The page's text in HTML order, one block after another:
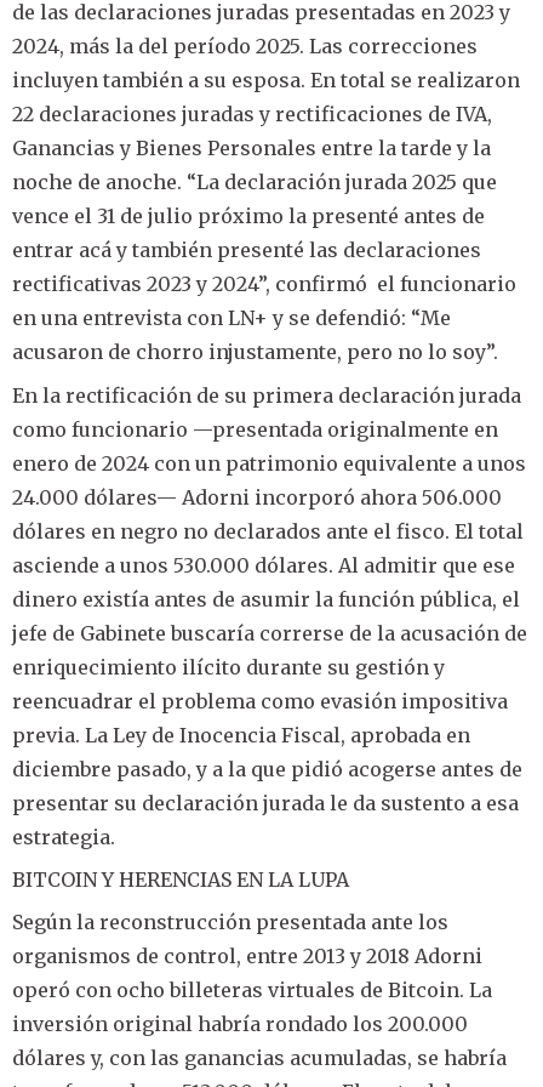
de las declaraciones juradas presentadas en 2023 y
2024, más la del período 2025. Las correcciones
incluyen también a su esposa. En total se realizaron
22 declaraciones juradas y rectificaciones de IVA,
Ganancias y Bienes Personales entre la tarde y la
noche de anoche. “La declaración jurada 2025 que
vence el 31 de julio próximo la presenté antes de
entrar acá y también presenté las declaraciones
rectificativas 2023 y 2024”, confirmó el funcionario
en una entrevista con LN+ y se defendió: “Me
acusaron de chorro injustamente, pero no lo soy”.
En la rectificación de su primera declaración jurada
como funcionario —presentada originalmente en
enero de 2024 con un patrimonio equivalente a unos
24.000 dólares— Adorni incorporó ahora 506.000
dólares en negro no declarados ante el fisco. El total
asciende a unos 530.000 dólares. Al admitir que ese
dinero existía antes de asumir la función pública, el
jefe de Gabinete buscaría correrse de la acusación de
enriquecimiento ilícito durante su gestión y
reencuadrar el problema como evasión impositiva
previa. La Ley de Inocencia Fiscal, aprobada en
diciembre pasado, y a la que pidió acogerse antes de
presentar su declaración jurada le da sustento a esa
estrategia.
BITCOIN Y HERENCIAS EN LA LUPA
Según la reconstrucción presentada ante los
organismos de control, entre 2013 y 2018 Adorni
operó con ocho billeteras virtuales de Bitcoin. La
inversión original habría rondado los 200.000
dólares y, con las ganancias acumuladas, se habría